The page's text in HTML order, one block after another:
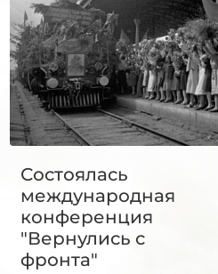
Состоялась
международная
конференция
"Вернулись с
фронта"